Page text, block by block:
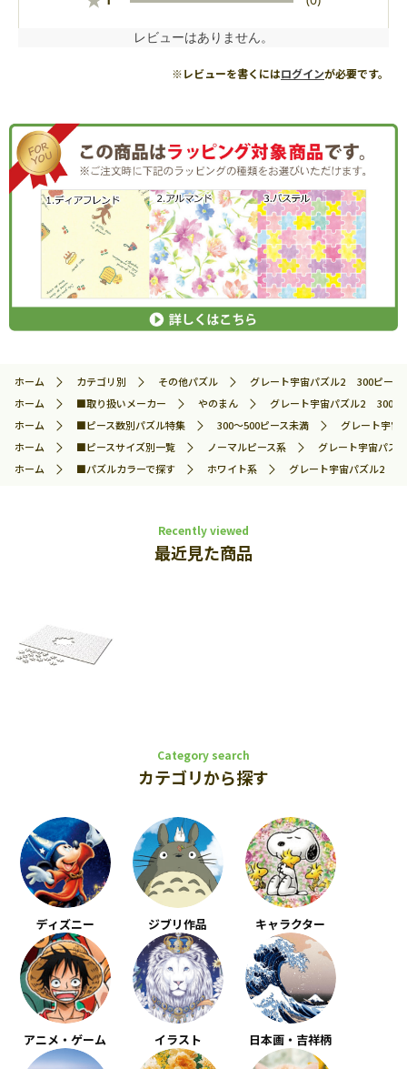
レビューはありません。
※レビューを書くにはログインが必要です。
ホーム カテゴリ別 その他パズル
グレート宇宙パズル2 300ピー
ホーム
■取り扱いメーカー やのまん
グレート宇宙パズル2 300
ホーム
■ピース数別パズル特集 300～500ピース未満
グレート宇
ホーム
■ピースサイズ別一覧 ノーマルピース系
グレート宇宙パ
ホーム
■パズルカラーで探す ホワイト系 グレート宇宙パズル2
Recently viewed
最近見た商品
Category search
カテゴリから探す
ディズニー ジブリ作品 キャラクター
アニメ・ゲーム イラスト 日本画・吉祥柄